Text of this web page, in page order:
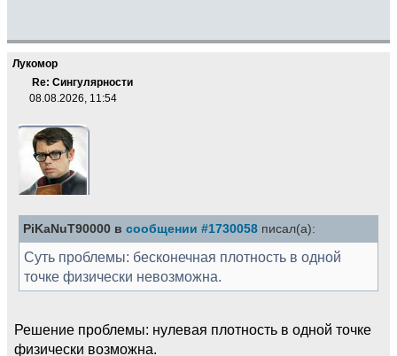
Лукомор
Re: Сингулярности
08.08.2026, 11:54
PiKaNuT90000 в сообщении #1730058 писал(а):
Суть проблемы: бесконечная плотность в одной
точке физически невозможна.
Решение проблемы: нулевая плотность в одной точке
физически возможна.